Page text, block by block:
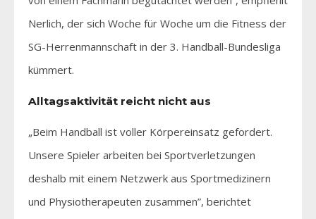
Nerlich, der sich Woche für Woche um die Fitness der
SG-Herrenmannschaft in der 3. Handball-Bundesliga
kümmert.
Alltagsaktivität reicht nicht aus
„Beim Handball ist voller Körpereinsatz gefordert.
Unsere Spieler arbeiten bei Sportverletzungen
deshalb mit einem Netzwerk aus Sportmedizinern
und Physiotherapeuten zusammen”, berichtet